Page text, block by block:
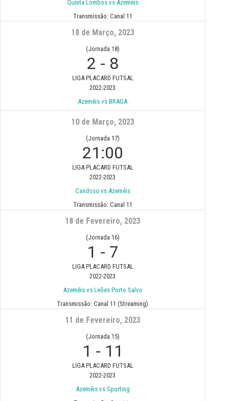
Quinta Lombos vs Azeméis
Transmissão:Canal 11
18 de Março, 2023
(Jornada 18)
2 - 8
LIGA PLACARD FUTSAL
2022-2023
Azeméis vs BRAGA
10 de Março, 2023
(Jornada 17)
21:00
LIGA PLACARD FUTSAL
2022-2023
Candoso vs Azeméis
Transmissão:Canal 11
18 de Fevereiro, 2023
(Jornada 16)
1 - 7
LIGA PLACARD FUTSAL
2022-2023
Azeméis vs Leões Porto Salvo
Transmissão: Canal 11 (Streaming)
11 de Fevereiro, 2023
(Jornada 15)
1 - 11
LIGA PLACARD FUTSAL
2022-2023
Azeméis vs Sporting